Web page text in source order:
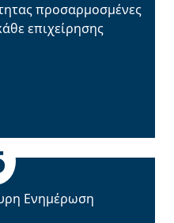
προσαρµοσµένες
επιχείρησης
Ενηµέρωση